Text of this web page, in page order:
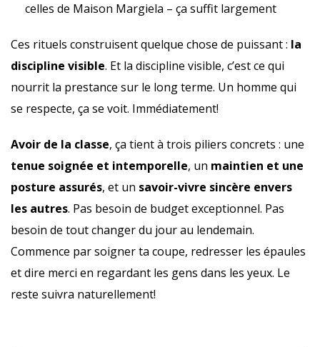
celles de Maison Margiela – ça suffit largement
Ces rituels construisent quelque chose de puissant : la
discipline visible. Et la discipline visible, c’est ce qui
nourrit la prestance sur le long terme. Un homme qui
se respecte, ça se voit. Immédiatement!
Avoir de la classe, ça tient à trois piliers concrets : une
tenue soignée et intemporelle, un maintien et une
posture assurés, et un savoir-vivre sincère envers
les autres. Pas besoin de budget exceptionnel. Pas
besoin de tout changer du jour au lendemain.
Commence par soigner ta coupe, redresser les épaules
et dire merci en regardant les gens dans les yeux. Le
reste suivra naturellement!